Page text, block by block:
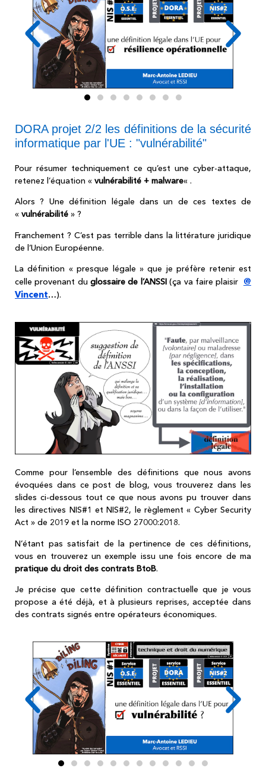
DORA projet 2/2 les définitions de la sécurité
informatique par l'UE : "vulnérabilité"
Pour résumer techniquement ce qu’est une cyber-attaque,
retenez l’équation « vulnérabilité + malware« .
Alors ? Une définition légale dans un de ces textes de
« vulnérabilité » ?
Franchement ? C’est pas terrible dans la littérature juridique
de l’Union Européenne.
La définition « presque légale » que je préfère retenir est
celle provenant duglossaire de l’ANSSI(ça va faire plaisir @
Vincent…).
Comme pour l’ensemble des définitions que nous avons
évoquées dans ce post de blog, vous trouverez dans les
slides ci-dessous tout ce que nous avons pu trouver dans
les directives NIS#1 et NIS#2, le règlement « Cyber Security
Act » de 2019 et la norme ISO 27000:2018.
N’étant pas satisfait de la pertinence de ces définitions,
vous en trouverez un exemple issu une fois encore de ma
pratique du droit des contrats BtoB.
Je précise que cette définition contractuelle que je vous
propose a été déjà, et à plusieurs reprises, acceptée dans
des contrats signés entre opérateurs économiques.